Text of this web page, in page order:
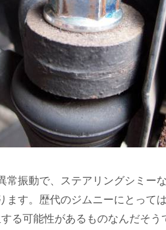
常振動で、ステアリングシミー
ます。歴代のジムニーにとって
る可能性があるものなんだそう